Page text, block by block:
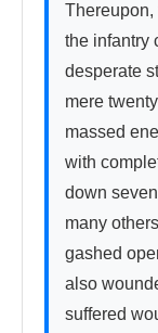
Thereupon,
the infantry
desperate
mere
massed
with
down
many
gashed
also
suffered